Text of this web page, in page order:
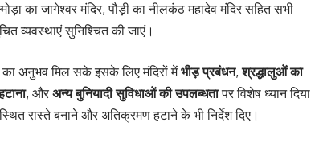
का जागेश्वर मंदिर, पौड़ी का नीलकंठ महादेव मंदिर सहित सभी
व्यवस्थाएं सुनिश्चित की जाएं।
का अनुभव मिल सके इसके लिए मंदिरों मेंभीड़ प्रबंधन,श्रद्धालुओं का
, और अन्य बुनियादी सुविधाओं की उपलब्धतापर विशेष ध्यान दिया
रास्ते बनाने और अतिक्रमण हटाने के भी निर्देश दिए।